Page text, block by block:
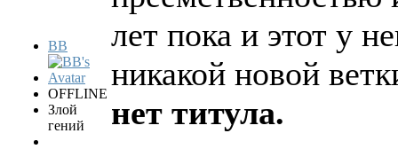
BB
OFFLINE
Злой
гений
лет пока и этот у
никакой новой
нет титула.